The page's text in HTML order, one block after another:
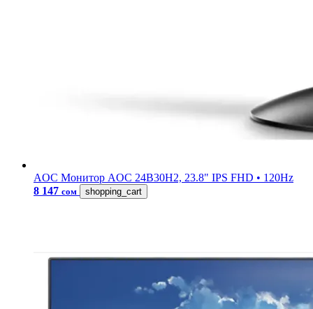
AOC Монитор AOC 24B30H2, 23.8" IPS FHD • 120Hz
8 147 сом shopping_cart